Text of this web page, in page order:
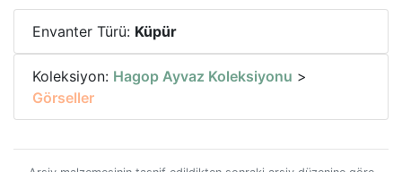
Envanter Türü: Küpür
Koleksiyon: Hagop Ayvaz Koleksiyonu >
Görseller